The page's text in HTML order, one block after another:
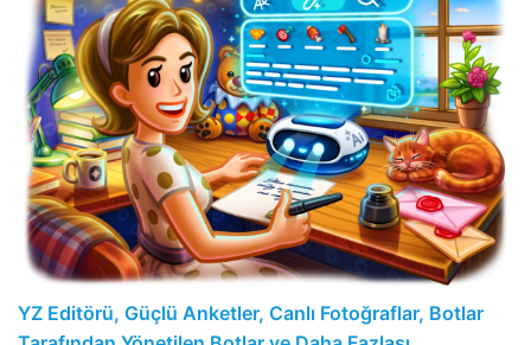
YZ Editörü, Güçlü Anketler, Canlı Fotoğraflar, Botlar